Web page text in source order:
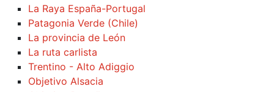
La Raya España-Portugal
Patagonia Verde (Chile)
La provincia de León
La ruta carlista
Trentino - Alto Adiggio
Objetivo Alsacia